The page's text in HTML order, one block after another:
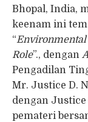
Bhopal, India,
keenam ini
“
Role”., dengan
Pengadilan
Mr. Justice D.
dengan Justice
pemateri